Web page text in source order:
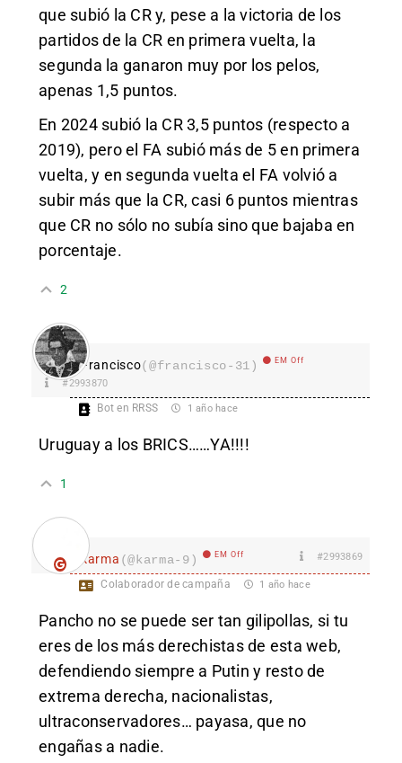
que subió la CR y, pese a la victoria de los
partidos de la CR en primera vuelta, la
segunda la ganaron muy por los pelos,
apenas 1,5 puntos.
En 2024 subió la CR 3,5 puntos (respecto a
2019), pero el FA subió más de 5 en primera
vuelta, y en segunda vuelta el FA volvió a
subir más que la CR, casi 6 puntos mientras
que CR no sólo no subía sino que bajaba en
porcentaje.
2
Francisco(@francisco-31) EM Off
#2993870
Bot en RRSS 1 año hace
Uruguay a los BRICS……YA!!!!
1
karma (@karma-9) EM Off #2993869
Colaborador de campaña 1 año hace
Pancho no se puede ser tan gilipollas, si tu
eres de los más derechistas de esta web,
defendiendo siempre a Putin y resto de
extrema derecha, nacionalistas,
ultraconservadores… payasa, que no
engañas a nadie.